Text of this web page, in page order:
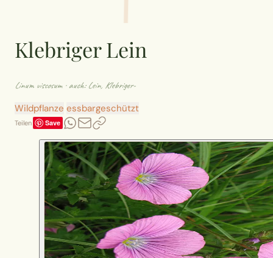
Klebriger Lein
Linum viscosum · auch: Lein, Klebriger-
Wildpflanze essbargeschützt
Teilen Save